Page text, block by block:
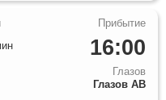
16:00
Глазов
Глазов АВ